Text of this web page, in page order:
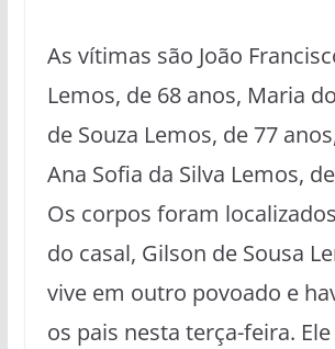
As vítimas são João
Lemos, de 68 anos, Maria
de Souza Lemos, de 77
Ana Sofia da Silva Lemos,
Os corpos foram
do casal, Gilson de Sousa
vive em outro povoado e
os pais nesta terça-feira.